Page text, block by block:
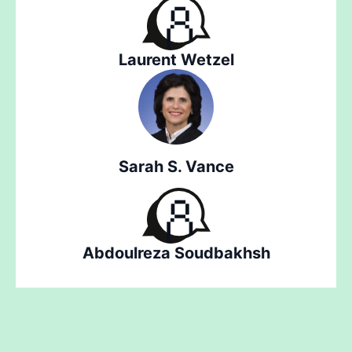
Laurent Wetzel
Sarah S. Vance
Abdoulreza Soudbakhsh